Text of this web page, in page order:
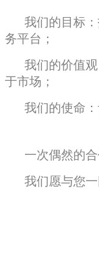
我们的目标
务平台；
我们的价值
于市场；
我们的使命
一次偶然的
我们愿与您